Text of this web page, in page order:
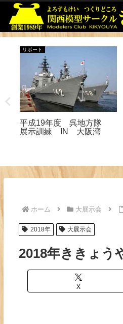
リポート
平成19年度 呉地方隊
展示訓練 IN 大阪湾
ホーム 大展示会
2018年 大展示会
2018年ききょう
X